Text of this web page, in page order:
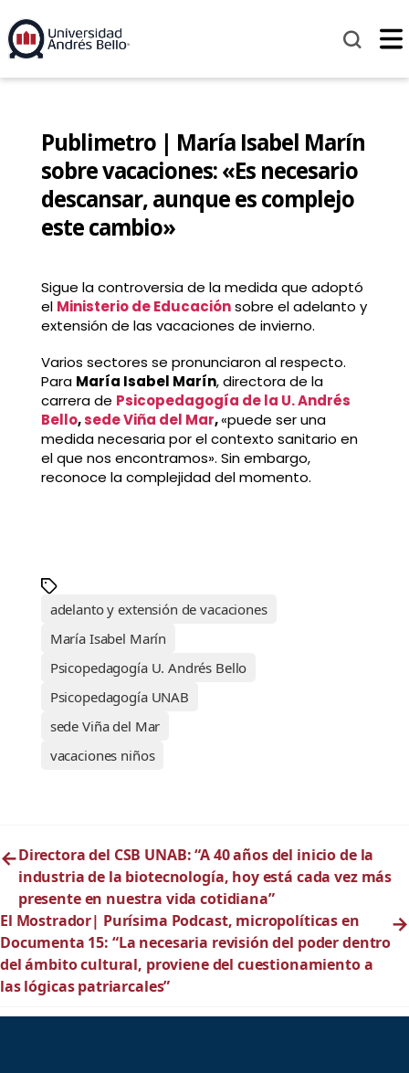
Publimetro | María Isabel Marín
sobre vacaciones: «Es necesario
descansar, aunque es complejo
este cambio»
Sigue la controversia de la medida que adoptó
el Ministerio de Educaciónsobre el adelanto y
extensión de las vacaciones de invierno.
Varios sectores se pronunciaron al respecto.
Para María Isabel Marín, directora de la
carrera de Psicopedagogía de la U. Andrés
Bello,sede Viña del Mar,«puede ser una
medida necesaria por el contexto sanitario en
el que nos encontramos». Sin embargo,
reconoce la complejidad del momento.
adelanto y extensión de vacaciones
María Isabel Marín
Psicopedagogía U. Andrés Bello
Psicopedagogía UNAB
sede Viña del Mar
vacaciones niños
←Directora del CSB UNAB: “A 40 años del inicio de la
industria de la biotecnología, hoy está cada vez más
presente en nuestra vida cotidiana”
El Mostrador| Purísima Podcast, micropolíticas en
Documenta 15: “La necesaria revisión del poder dentro
del ámbito cultural, proviene del cuestionamiento a
las lógicas patriarcales”
→